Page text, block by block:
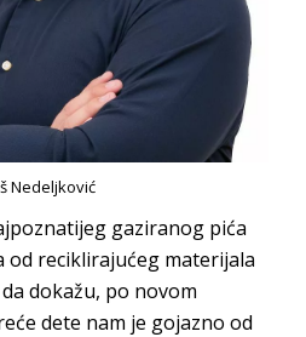
Nedeljković
gaziranog pića
od reciklirajućeg materijala
dokažu, po novom
dete nam je gojazno od